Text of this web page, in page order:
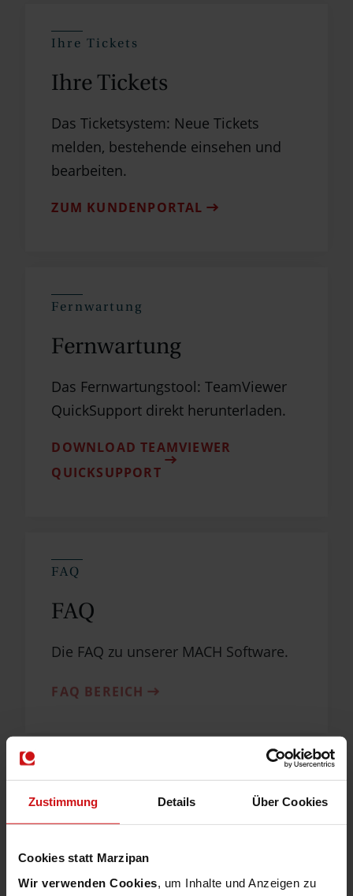
Zustimmung Details Über Cookies
Cookies statt Marzipan
Wir verwenden Cookies , um Inhalte und Anzeigen zu
Ihre Tickets
Ihre Tickets
Das Ticketsystem: Neue Tickets
melden, bestehende einsehen und
bearbeiten.
ZUM KUNDENPORTAL
Fernwartung
Fernwartung
Das Fernwartungstool: TeamViewer
QuickSupport direkt herunterladen.
DOWNLOAD TEAMVIEWER
QUICKSUPPORT
FAQ
FAQ
Die FAQ zu unserer MACH Software.
FAQ BEREICH
MACH assist! Basis